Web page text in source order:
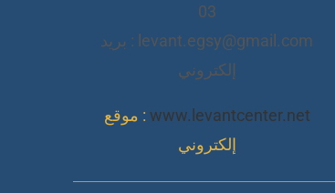
03
levant.egsy@gmail.com : بريد
إلكتروني
www.levantcenter.net : موقع
إلكتروني